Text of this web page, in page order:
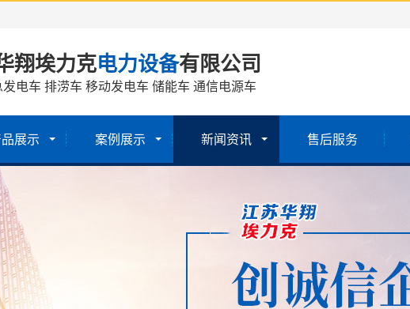
翔埃力克电力设备有限公司
电车 排涝车 移动发电车 储能车 通信电源车
展示 案例展示 新闻资讯 售后服务